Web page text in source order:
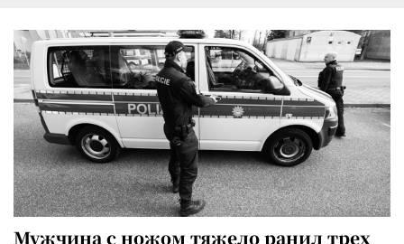
Мужчина с ножом тяжело ранил трех